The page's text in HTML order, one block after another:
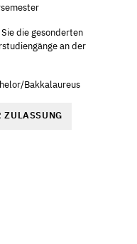
die gesonderten
an der
Bakkalaureus